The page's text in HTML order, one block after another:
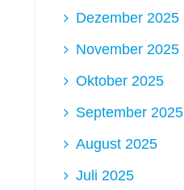
Dezember 2025
November 2025
Oktober 2025
September 2025
August 2025
Juli 2025